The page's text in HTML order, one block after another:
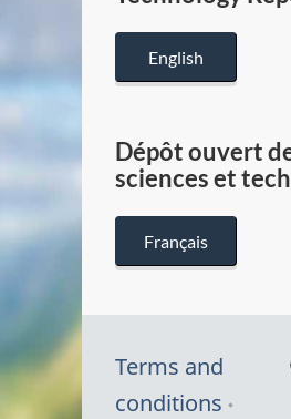
English
Dépôt ouvert
sciences et
Français
Terms and
conditions